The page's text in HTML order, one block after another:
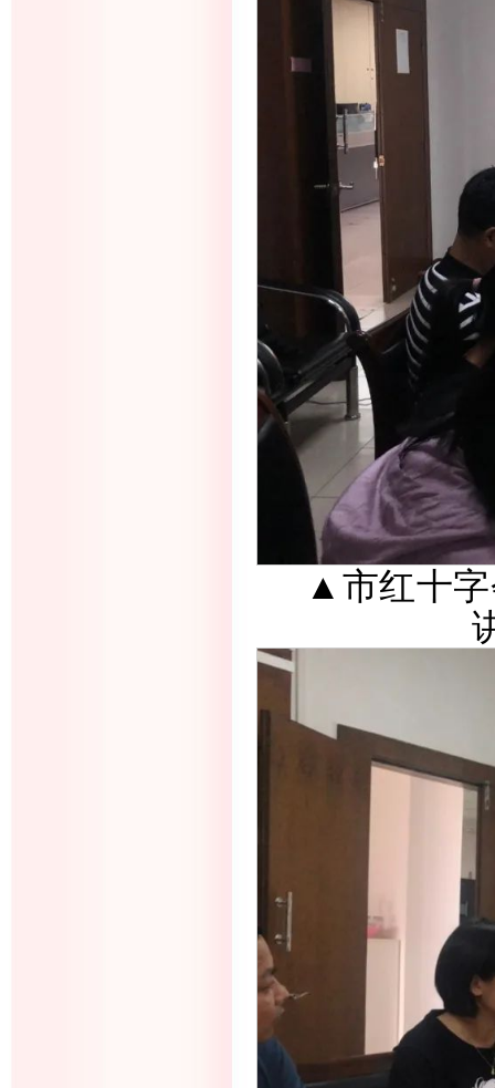
▲市红十字